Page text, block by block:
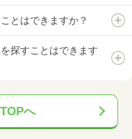
とはできますか？
探すことはできます
へ